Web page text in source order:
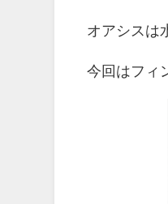
オアシスは
今回はフィ